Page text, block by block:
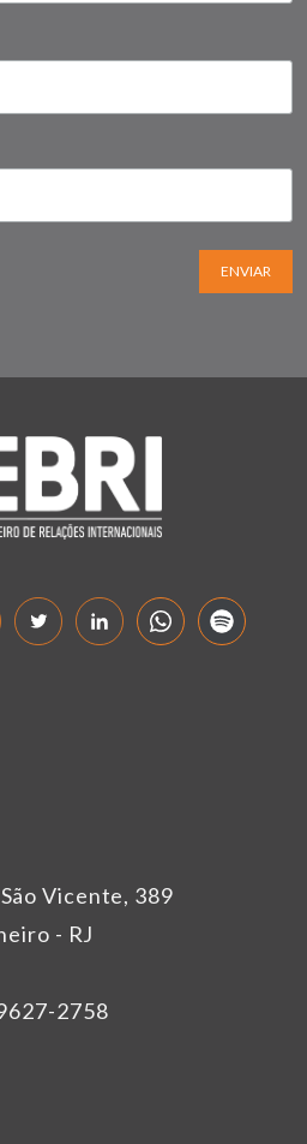
ENVIAR
Vicente, 389
- RJ
2758